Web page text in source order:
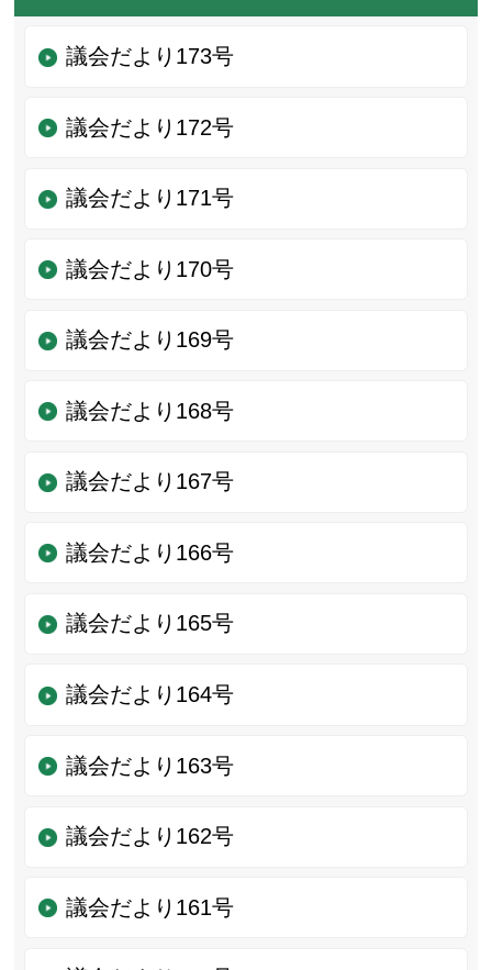
議会だより173号
議会だより172号
議会だより171号
議会だより170号
議会だより169号
議会だより168号
議会だより167号
議会だより166号
議会だより165号
議会だより164号
議会だより163号
議会だより162号
議会だより161号